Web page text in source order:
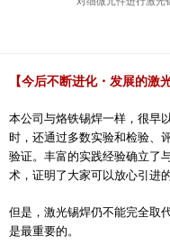
【今后不断进化・发展的激
本公司与烙铁锡焊一样，很早
时，还通过多数实验和检验、
验证。丰富的实践经验确立了
术，证明了大家可以放心引进的
但是，激光锡焊仍不能完全取
是最重要的。